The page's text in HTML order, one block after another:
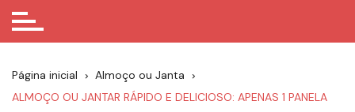
Página inicial
Almoço ou Janta
ALMOÇO OU JANTAR RÁPIDO E DELICIOSO: APENAS 1 PANELA